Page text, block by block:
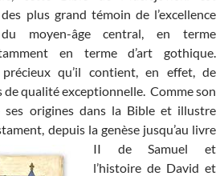
plus grand témoin de l’excellence
moyen-âge central, en terme
en terme d’art gothique.
précieux qu’il contient, en effet, de
qualité exceptionnelle. Comme son
ses origines dans la Bible et illustre
depuis la genèse jusqu’au livre
II de Samuel et
l’histoire de David et